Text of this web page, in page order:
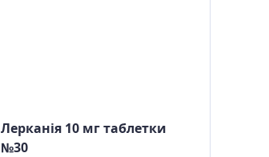
Лерканія 10 мг таблетки
№30